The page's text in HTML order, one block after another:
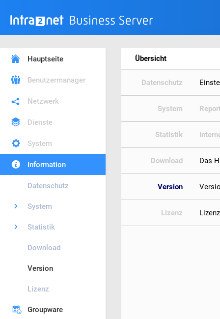
Hauptseite
Benutzermanager
Netzwerk
Dienste
System
Information
Datenschutz
System
Statistik
Download
Version
Lizenz
Groupware
Übersicht
Datenschutz
System
Statistik
Download Das
Version
Lizenz